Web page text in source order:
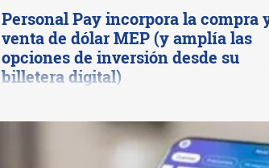
Personal Pay incorpora la compra
venta de dólar MEP (y amplía las
opciones de inversión desde su
billetera digital)